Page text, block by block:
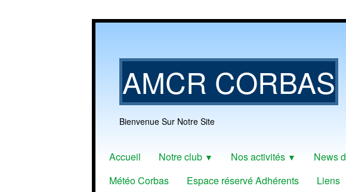
AMCR CORBAS
Bienvenue Sur Notre Site
Accueil Notre club ▼ Nos activités ▼ News
Météo Corbas Espace réservé Adhérents Liens